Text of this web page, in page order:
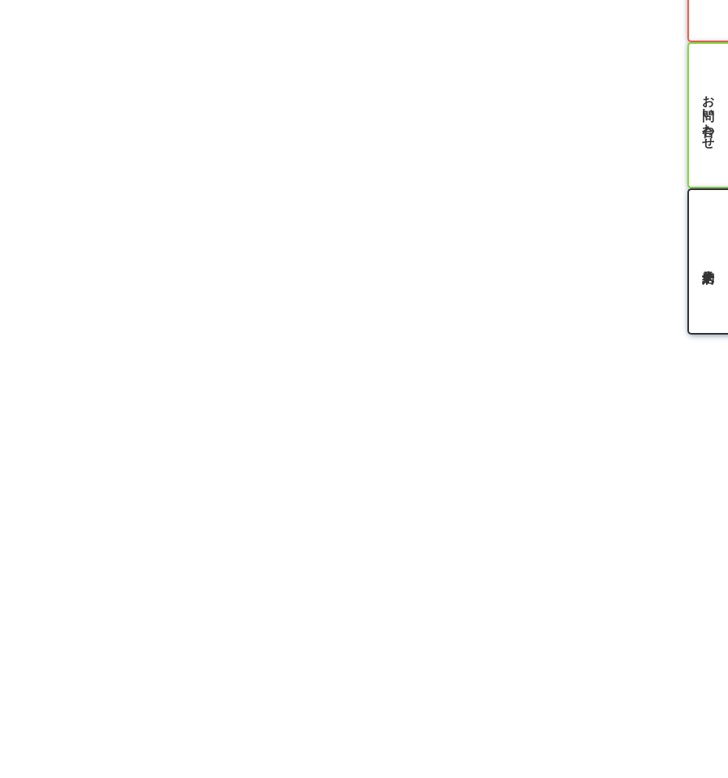
お問い合わせ